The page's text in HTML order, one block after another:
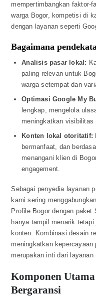
mempertimbangkan faktor-
warga Bogor, kompetisi di
dengan layanan seperti
Bagaimana
Analisis pasar lokal:
paling relevan untuk
warga setempat dan
Optimasi Google My
lengkap, mengelola
meningkatkan visibilitas
Konten lokal otoritatif:
bermanfaat, dan
menangani klien di
engagement.
Sebagai penyedia layanan
kami sering
Profile Bogor dengan
hanya tampil menarik
konten. Kombinasi desain
meningkatkan
merupakan inti dari layanan
Komponen
Bergaransi